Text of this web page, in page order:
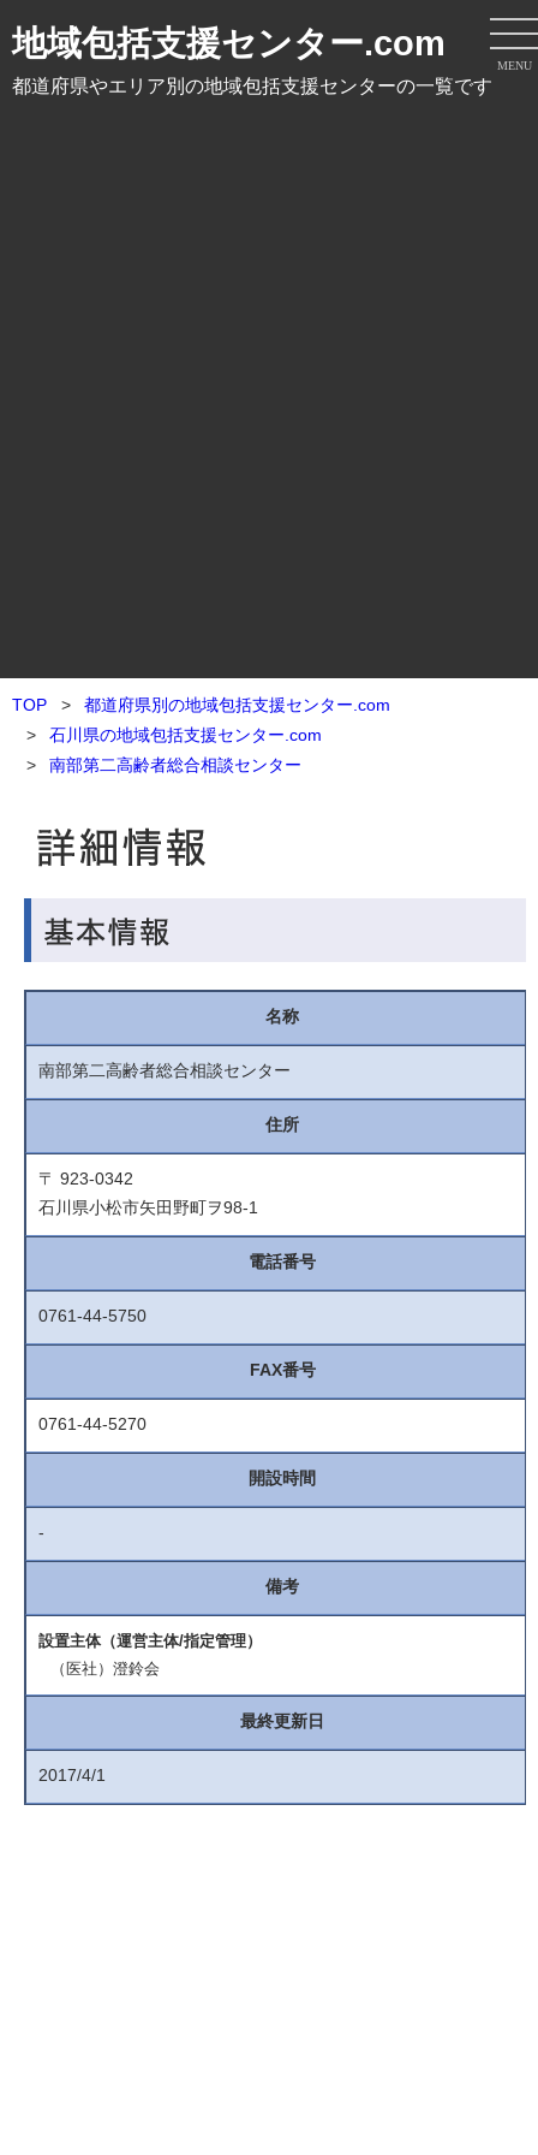
MENU
地域包括支援センター.com
都道府県やエリア別の地域包括支援センターの一覧です
TOP
都道府県別の地域包括支援センター.com
石川県の地域包括支援センター.com
南部第二高齢者総合相談センター
名称
南部第二高齢者総合相談センター
住所
〒 923-0342
石川県小松市矢田野町ヲ98-1
電話番号
0761-44-5750
FAX番号
0761-44-5270
開設時間
-
備考
設置主体（運営主体/指定管理）
（医社）澄鈴会
最終更新日
2017/4/1